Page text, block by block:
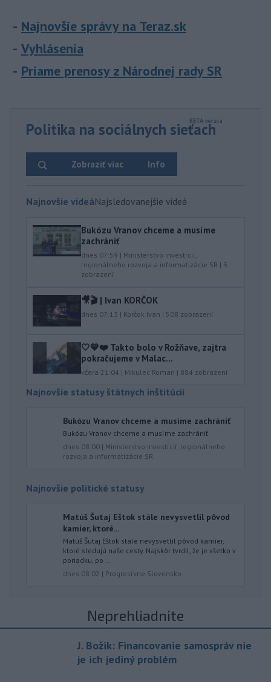
Najnovšie správy na Teraz.sk
Vyhlásenia
Priame prenosy z Národnej rady SR
Politika na sociálnych sieťach
Info
Zobraziť viac
Najnovšie videáNajsledovanejšie videá
Bukózu Vranov chceme a musíme
zachrániť
dnes 07:59 | Ministerstvo investícií,
regionálneho rozvoja a informatizácie SR | 3
zobrazení
🎥🎬 | Ivan KORČOK
dnes 07:13 | Korčok Ivan | 508 zobrazení
🤍💙❤️ Takto bolo v Rožňave, zajtra
pokračujeme v Malac...
včera 21:04 | Mikulec Roman | 884 zobrazení
Najnovšie statusy štátnych inštitúcií
Bukózu Vranov chceme a musíme zachrániť
Bukózu Vranov chceme a musíme zachrániť
dnes 08:00 | Ministerstvo investícií, regionálneho
rozvoja a informatizácie SR
Najnovšie politické statusy
Matúš Šutaj Eštok stále nevysvetlil pôvod
kamier, ktoré...
Matúš Šutaj Eštok stále nevysvetlil pôvod kamier,
ktoré sledujú naše cesty. Najskôr tvrdil, že je všetko v
poriadku, po ...
dnes 08:02 | Progresívne Slovensko
Neprehliadnite
J. Božik: Financovanie samospráv nie
je ich jediný problém